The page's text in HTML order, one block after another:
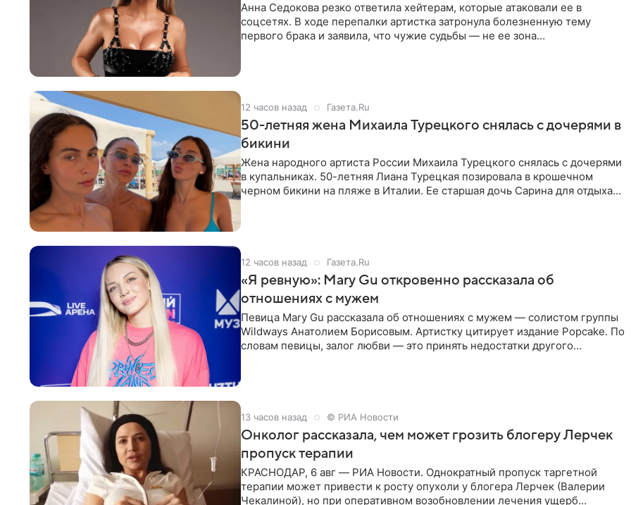
Анна Седокова резко ответила хейтерам, которые атаковали ее в
соцсетях. В ходе перепалки артистка затронула болезненную тему
первого брака и заявила, что чужие судьбы — не ее зона
12 часов назад Газета.Ru
50-летняя жена Михаила Турецкого снялась с дочерями в
бикини
Жена народного артиста России Михаила Турецкого снялась с дочерями
в купальниках. 50-летняя Лиана Турецкая позировала в крошечном
черном бикини на пляже в Италии. Ее старшая дочь Сарина для отдыха
12 часов назад Газета.Ru
«Я ревную»: Mary Gu откровенно рассказала об
отношениях с мужем
Певица Mary Gu рассказала об отношениях с мужем — солистом группы
Wildways Анатолием Борисовым. Артистку цитирует издание Popcake. По
словам певицы, залог любви — это принять недостатки другого
13 часов назад © РИА Новости
Онколог рассказала, чем может грозить блогеру Лерчек
пропуск терапии
КРАСНОДАР, 6 авг — РИА Новости. Однократный пропуск таргетной
терапии может привести к росту опухоли у блогера Лерчек (Валерии
Чекалиной), но при оперативном возобновлении лечения ущерб